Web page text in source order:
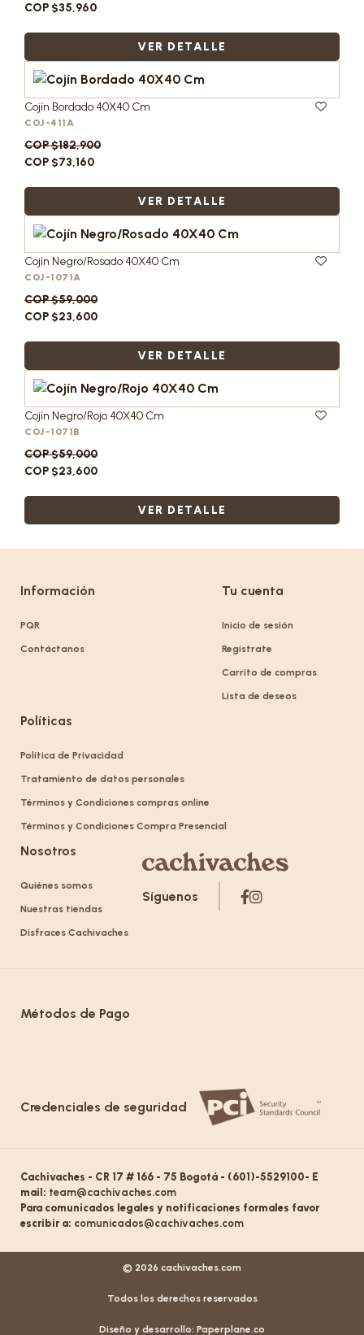
COP $35,960
VER DETALLE
Cojín Bordado 40X40 Cm
COJ-411A
COP $182,900
COP $73,160
VER DETALLE
Cojín Negro/Rosado 40X40 Cm
COJ-1071A
COP $59,000
COP $23,600
VER DETALLE
Cojín Negro/Rojo 40X40 Cm
COJ-1071B
COP $59,000
COP $23,600
VER DETALLE
Información
PQR
Contáctanos
Tu cuenta
Inicio de sesión
Regístrate
Carrito de compras
Lista de deseos
Políticas
Política de Privacidad
Tratamiento de datos personales
Términos y Condiciones compras online
Términos y Condiciones Compra Presencial
Nosotros
Quiénes somos
Nuestras tiendas
Disfraces Cachivaches
Síguenos
Métodos de Pago
Credenciales de seguridad
Cachivaches - CR 17 # 166 - 75 Bogotá - (601)-5529100- E
mail: team@cachivaches.com
Para comunicados legales y notificaciones formales favor
escribir a: comunicados@cachivaches.com
© 2026 cachivaches.com
Todos los derechos reservados
Diseño y desarrollo: Paperplane.co